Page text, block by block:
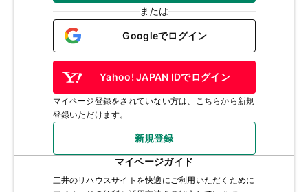
または
Googleでログイン
Yahoo! JAPAN IDでログイン
マイページ登録をされていない方は、こちらから新規
登録いただけます。
新規登録
マイページガイド
三井のリハウスサイトを快適にご利用いただくために